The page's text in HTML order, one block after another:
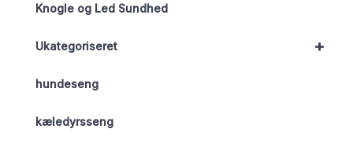
Knogle og Led Sundhed
+
Ukategoriseret
hundeseng
kæledyrsseng